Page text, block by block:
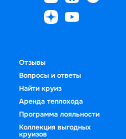
Отзывы
Вопросы и ответы
Найти круиз
Аренда теплохода
Программа лояльности
Коллекция выгодных
круизов